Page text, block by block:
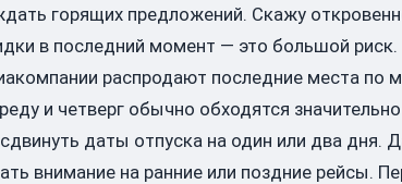
горящих предложений. Скажу
в последний момент — это большой
распродают последние места
и четверг обычно обходятся
даты отпуска на один или два
внимание на ранние или поздние рейсы.